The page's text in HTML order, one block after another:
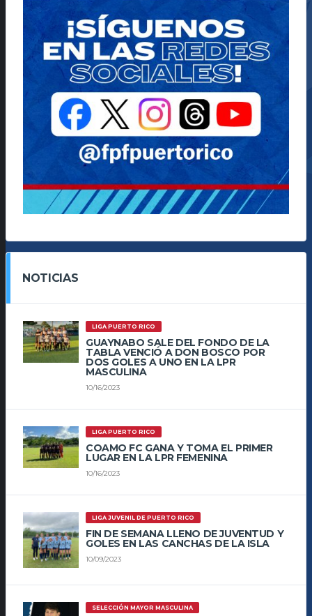
NOTICIAS
LIGA PUERTO RICO
GUAYNABO SALE DEL FONDO DE LA
TABLA VENCIÓ A DON BOSCO POR
DOS GOLES A UNO EN LA LPR
MASCULINA
10/16/2023
LIGA PUERTO RICO
COAMO FC GANA Y TOMA EL PRIMER
LUGAR EN LA LPR FEMENINA
10/16/2023
LIGA JUVENIL DE PUERTO RICO
FIN DE SEMANA LLENO DE JUVENTUD Y
GOLES EN LAS CANCHAS DE LA ISLA
10/09/2023
SELECCIÓN MAYOR MASCULINA